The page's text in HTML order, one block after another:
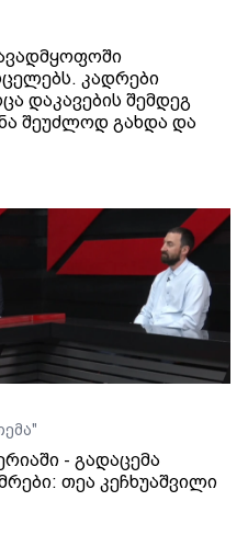
კადრები
დაკავების შემდეგ
შეუძლოდ გახდა და
- გადაცემა
თეა კეჩხუაშვილი